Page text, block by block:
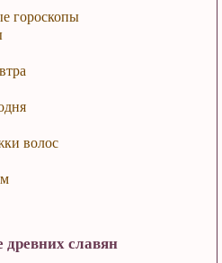
гороскопы
волос
древних славян